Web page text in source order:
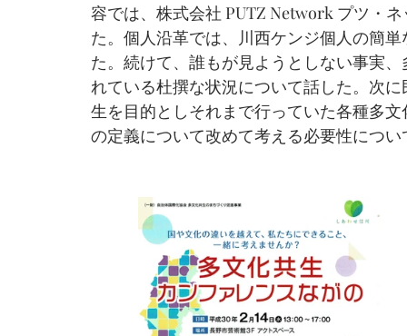
容では、株式会社 PUTZ Network プツ・
た。個人沿革では、川西ケンジ個人の簡
た。続けて、誰もが見ようとしない事実
れている杜撰な状況について話した。次
生を目的としそれまで行っていた各種多
の定義について改めて考える必要性につ